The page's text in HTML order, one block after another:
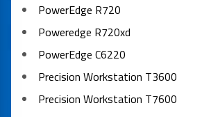
PowerEdge R720
Poweredge R720xd
PowerEdge C6220
Precision Workstation T3600
Precision Workstation T7600